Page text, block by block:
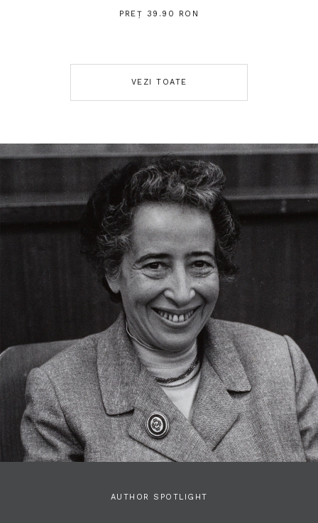
PREȚ 39.90 RON
VEZI TOATE
AUTHOR SPOTLIGHT